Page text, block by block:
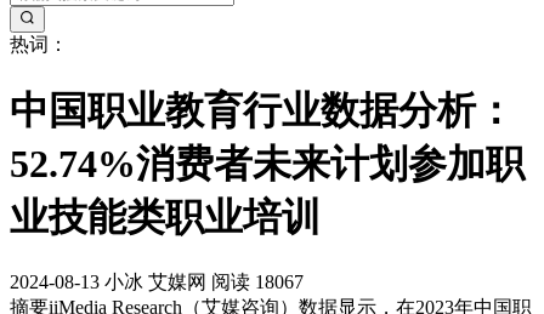
热词：
中国职业教育行业数据分析：
52.74%消费者未来计划参加职
业技能类职业培训
2024-08-13 小冰 艾媒网 阅读 18067
摘要iiMedia Research（艾媒咨询）数据显示，在2023年中国职